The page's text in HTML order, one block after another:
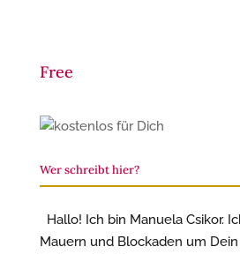
Free
Wer schreibt hier?
Hallo! Ich bin Manuela Csikor.
Mauern und Blockaden um Dein